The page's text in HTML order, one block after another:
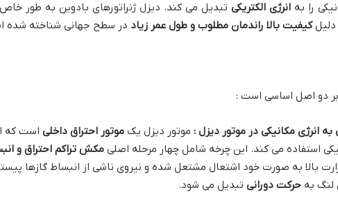
را بهانرژی الکتریکی تبدیل می کند. دیزل ژنراتورهای بادوین به طور
دلیلکیفیت بالا راندمان مطلوب و طول عمر زیاد در سطح جهانی شناخته شده
بر دو اصل اساسی است :
انرژی مکانیکی در موتور دیزل : موتور دیزل یکموتور احتراق داخلی است که
استفاده می کند. این چرخه شامل چهار مرحله اصلیمکش تراکم احتراق و
بالا به صورت خود اشتعال مشتعل شده و نیروی ناشی از انبساط گازها
لنگ بهحرکت دورانی تبدیل می شود.